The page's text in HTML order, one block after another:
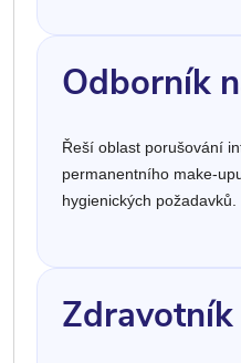
Odborník
Řeší oblast porušování
permanentního make-
hygienických požadavků.
Zdravotník